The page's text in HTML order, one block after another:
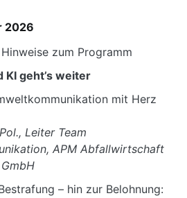
2026
zum Programm
KI geht’s weiter
mit Herz
Leiter Team
APM Abfallwirtschaft
– hin zur Belohnung: